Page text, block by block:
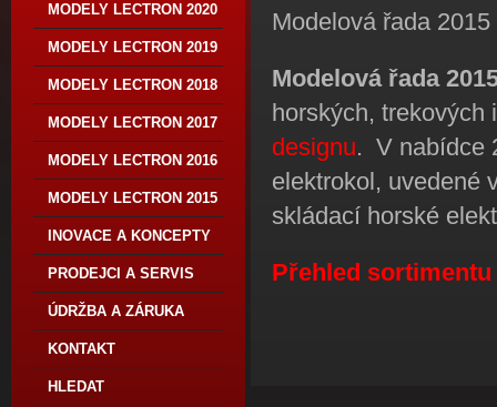
MODELY LECTRON 2020
MODELY LECTRON 2019
MODELY LECTRON 2018
MODELY LECTRON 2017
MODELY LECTRON 2016
MODELY LECTRON 2015
INOVACE A KONCEPTY
PRODEJCI A SERVIS
ÚDRŽBA A ZÁRUKA
KONTAKT
HLEDAT
Modelová řada 2015
Modelová řada
horských,
designu. V nabídce
elektrokol, uvedené
skládací horské
Přehled sortimentu